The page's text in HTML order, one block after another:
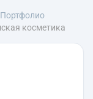
Портфолио
косметика